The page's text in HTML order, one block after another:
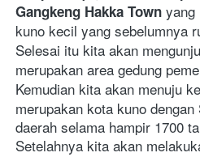
Gangkeng Hakka Town yang
kuno kecil yang sebelumnya
Selesai itu kita akan
merupakan area gedung
Kemudian kita akan menuju ke
merupakan kota kuno
daerah selama hampir 1700
Setelahnya kita akan